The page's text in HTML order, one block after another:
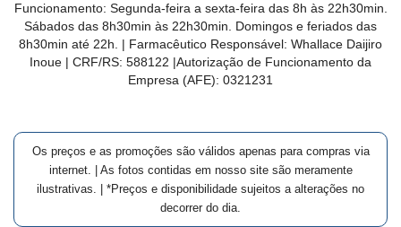
Funcionamento: Segunda-feira a sexta-feira das 8h às 22h30min.
Sábados das 8h30min às 22h30min. Domingos e feriados das
8h30min até 22h. | Farmacêutico Responsável: Whallace Daijiro
Inoue | CRF/RS: 588122 |Autorização de Funcionamento da
Empresa (AFE): 0321231
Os preços e as promoções são válidos apenas para compras via
internet. | As fotos contidas em nosso site são meramente
ilustrativas. | *Preços e disponibilidade sujeitos a alterações no
decorrer do dia.